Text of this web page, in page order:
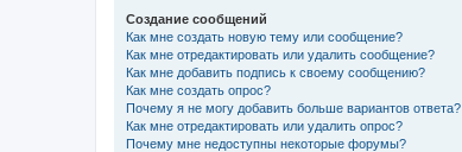
Создание сообщений
Как мне создать новую тему или сообщение?
Как мне отредактировать или удалить сообщение?
Как мне добавить подпись к своему сообщению?
Как мне создать опрос?
Почему я не могу добавить больше вариантов ответа?
Как мне отредактировать или удалить опрос?
Почему мне недоступны некоторые форумы?